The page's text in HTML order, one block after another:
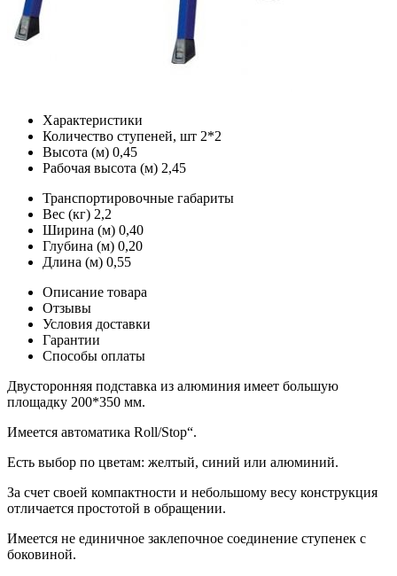
Характеристики
Количество ступеней, шт 2*2
Высота (м) 0,45
Рабочая высота (м) 2,45
Транспортировочные габариты
Вес (кг) 2,2
Ширина (м) 0,40
Глубина (м) 0,20
Длина (м) 0,55
Описание товара
Отзывы
Условия доставки
Гарантии
Способы оплаты
Двусторонняя подставка из алюминия имеет большую
площадку 200*350 мм.
Имеется автоматика Roll/Stop“.
Есть выбор по цветам: желтый, синий или алюминий.
За счет своей компактности и небольшому весу конструкция
отличается простотой в обращении.
Имеется не единичное заклепочное соединение ступенек с
боковиной.